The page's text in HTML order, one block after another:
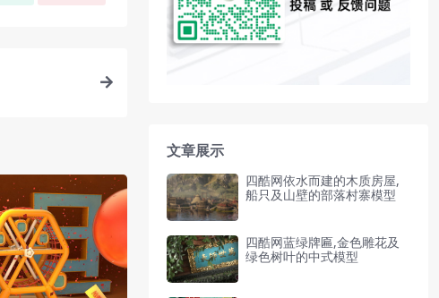
文章展示
四酷网依水而建的木质房屋,
船只及山壁的部落村寨模型
四酷网蓝绿牌匾,金色雕花及
绿色树叶的中式模型